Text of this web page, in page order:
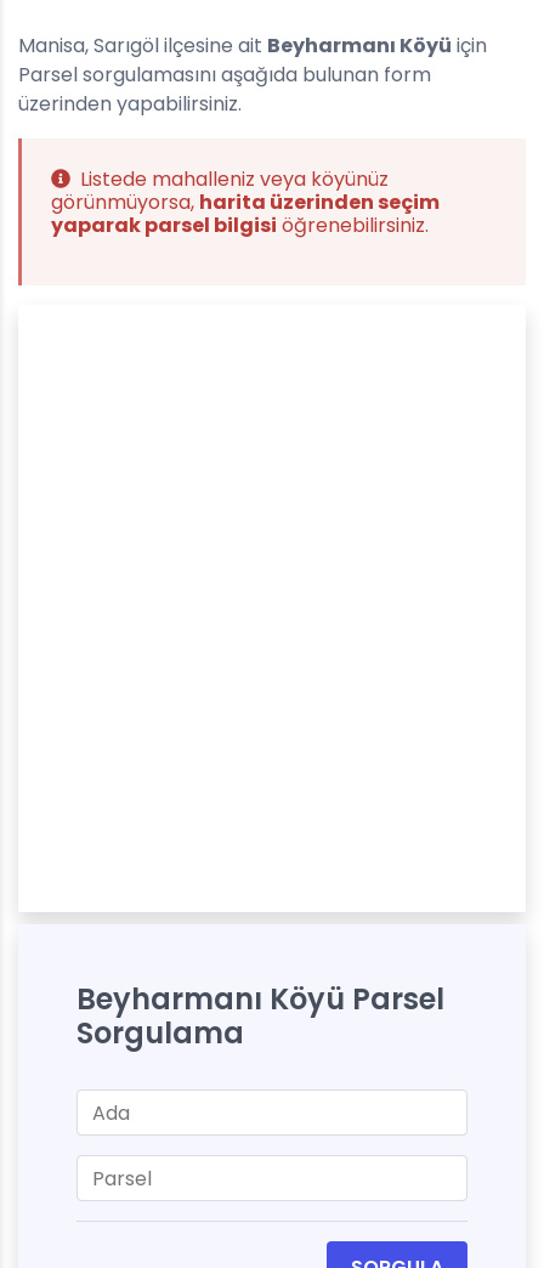
Manisa, Sarıgöl ilçesine ait Beyharmanı Köyü için
Parsel sorgulamasını aşağıda bulunan form
üzerinden yapabilirsiniz.
Listede mahalleniz veya köyünüz
görünmüyorsa, harita üzerinden seçim
yaparak parsel bilgisi öğrenebilirsiniz.
Beyharmanı Köyü Parsel
Sorgulama